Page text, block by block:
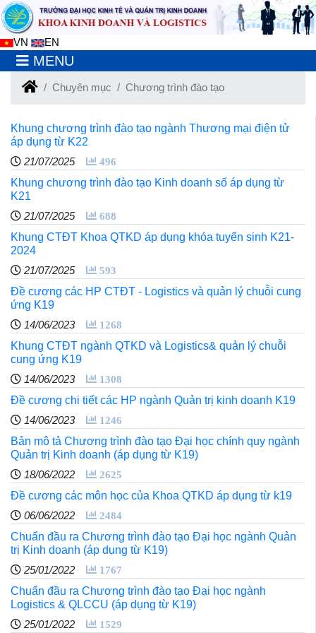
VN EN
MENU
Chuyên mục Chương trình đào tạo
Khung chương trình đào tạo ngành Thương mại điện tử
áp dụng từ K22
21/07/2025
496
Khung chương trình đào tạo Kinh doanh số áp dụng từ
K21
21/07/2025
688
Khung CTĐT Khoa QTKD áp dụng khóa tuyển sinh K21-
2024
21/07/2025
593
Đề cương các HP CTĐT - Logistics và quản lý chuỗi cung
ứng K19
14/06/2023
1268
Khung CTĐT ngành QTKD và Logistics& quản lý chuỗi
cung ứng K19
14/06/2023
1308
Đề cương chi tiết các HP ngành Quản trị kinh doanh K19
14/06/2023
1246
Bản mô tả Chương trình đào tạo Đại học chính quy ngành
Quản trị Kinh doanh (áp dụng từ K19)
18/06/2022
2625
Đề cương các môn học của Khoa QTKD áp dụng từ k19
06/06/2022
2484
Chuẩn đầu ra Chương trình đào tạo Đại học ngành Quản
trị Kinh doanh (áp dụng từ K19)
25/01/2022
1767
Chuẩn đầu ra Chương trình đào tạo Đại học ngành
Logistics & QLCCU (áp dụng từ K19)
25/01/2022
1529